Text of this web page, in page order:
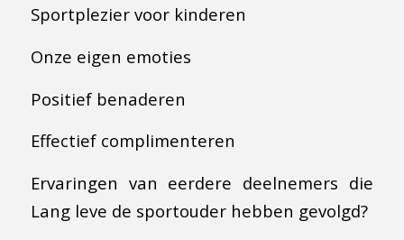
Sportplezier voor kinderen
Onze eigen emoties
Positief benaderen
Effectief complimenteren
Ervaringen van eerdere deelnemers die
Lang leve de sportouder hebben gevolgd?